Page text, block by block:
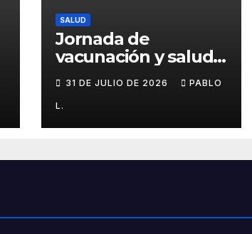
SALUD
Jornada de
vacunación y salud
bucal para chicos
31 DE JULIO DE 2026 PABLO
L.